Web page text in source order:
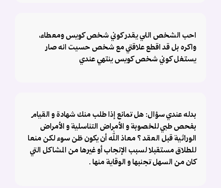
احب الشخص اللي يقدر كوني شخص كويس ومعطاء،
واكره بل قد اقطع علاقتي مع شخص حسيت انه صار
يستغل كوني شخص كويس ينتهي عندي
بدله عندي سؤال: هل تمانع إذا طلب منك شهادة و القيام
بفحص طبي للخصوبة و الأمراض التناسلية و الأمراض
الوراثية قبل العقد ؟ معاذ الله أن يكون ظن سوء لكن منعا
للطلاق مستقبلا لسبب الإنجاب أو غيرها من المشاكل التي
كان من السهل تجنبها و الوقاية منها .